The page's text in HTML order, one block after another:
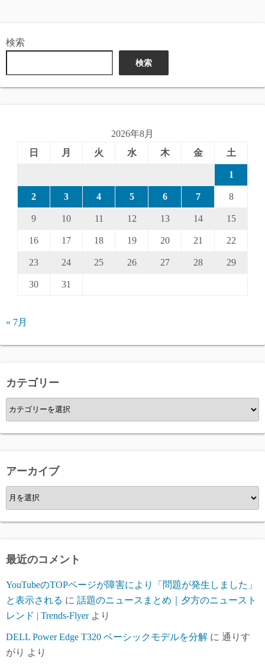
検索
検索
2026年8月
日
月 火 水 木 金 土
1
2 3 4 5 6 7 8
9 10 11 12 13 14 15
16 17 18 19 20 21 22
23 24 25 26 27 28 29
30 31
« 7月
カテゴリー
カ
テ
ゴ
ー
アーカイブ
ア
ー
カ
ブ
最近のコメント
YouTubeのTOPページが障害により「問題が発生しました」
と表示される に 話題のニュースまとめ｜夕方のニュースト
レンド | Trends-Flyerより
DELL Power Edge T320 ベーシックモデルを分解 に 通りす
がり より